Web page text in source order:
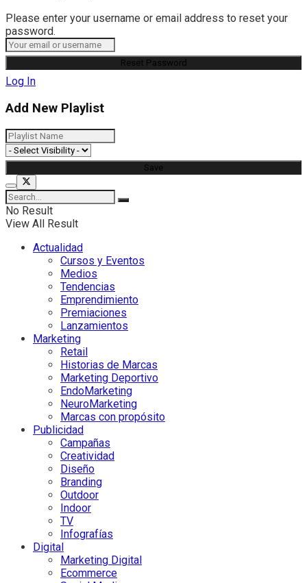
Please enter your username or email address to reset your
password.
Log In
Add New Playlist
No Result
View All Result
Actualidad
Cursos y Eventos
Medios
Tendencias
Emprendimiento
Premiaciones
Lanzamientos
Marketing
Retail
Historias de Marcas
Marketing Deportivo
EndoMarketing
NeuroMarketing
Marcas con propósito
Publicidad
Campañas
Creatividad
Diseño
Branding
Outdoor
Indoor
TV
Infografías
Digital
Marketing Digital
Ecommerce